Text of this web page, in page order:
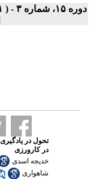
دوره ۱۵، شماره ۳ - ( ۱۱-۱۴۰۴ )
تحول در
در کارورزی
خدیجه اسدی
شاهواری